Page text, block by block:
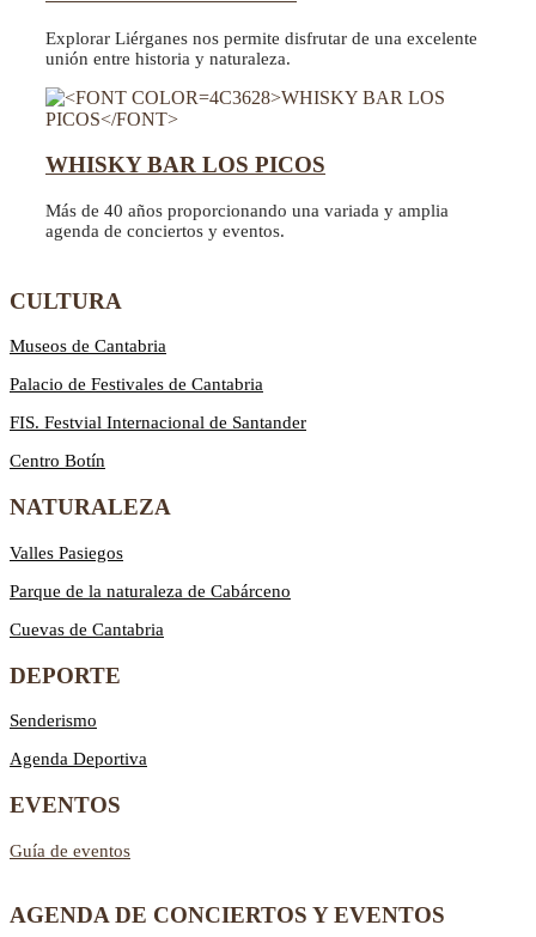
Explorar Liérganes nos permite disfrutar de una excelente
unión entre historia y naturaleza.
WHISKY BAR LOS PICOS
Más de 40 años proporcionando una variada y amplia
agenda de conciertos y eventos.
CULTURA
Museos de Cantabria
Palacio de Festivales de Cantabria
FIS. Festvial Internacional de Santander
Centro Botín
NATURALEZA
Valles Pasiegos
Parque de la naturaleza de Cabárceno
Cuevas de Cantabria
DEPORTE
Senderismo
Agenda Deportiva
EVENTOS
Guía de eventos
AGENDA DE CONCIERTOS Y EVENTOS